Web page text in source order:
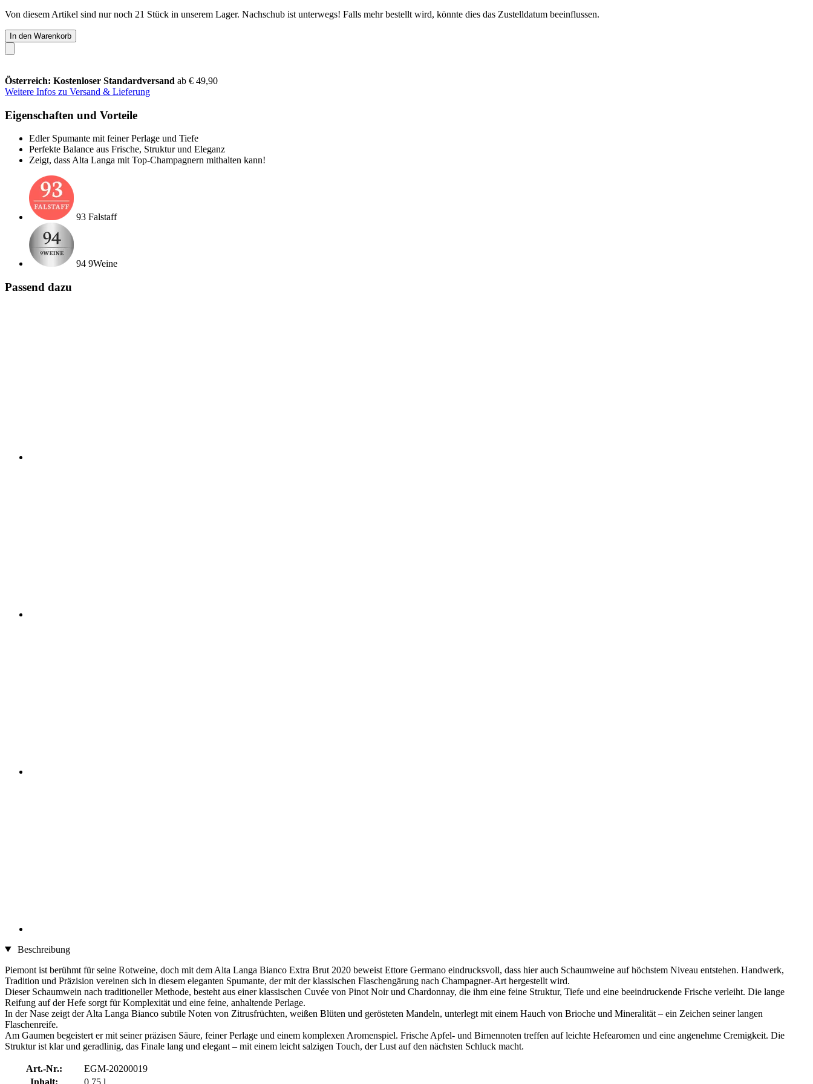
Von diesem Artikel sind nur noch 21 Stück in unserem Lager. Nachschub ist unterwegs! Falls mehr bestellt wird, könnte dies das Zustelldatum beeinflussen.
In den Warenkorb
Österreich: Kostenloser Standardversand ab € 49,90
Weitere Infos zu Versand & Lieferung
Eigenschaften und Vorteile
Edler Spumante mit feiner Perlage und Tiefe
Perfekte Balance aus Frische, Struktur und Eleganz
Zeigt, dass Alta Langa mit Top-Champagnern mithalten kann!
93 Falstaff
94 9Weine
Passend dazu
Beschreibung
Piemont ist berühmt für seine Rotweine, doch mit dem Alta Langa Bianco Extra Brut 2020 beweist Ettore Germano eindrucksvoll, dass hier auch Schaumweine auf höchstem Niveau entstehen. Handwerk,
Tradition und Präzision vereinen sich in diesem eleganten Spumante, der mit der klassischen Flaschengärung nach Champagner-Art hergestellt wird.
Dieser Schaumwein nach traditioneller Methode, besteht aus einer klassischen Cuvée von Pinot Noir und Chardonnay, die ihm eine feine Struktur, Tiefe und eine beeindruckende Frische verleiht. Die lange
Reifung auf der Hefe sorgt für Komplexität und eine feine, anhaltende Perlage.
In der Nase zeigt der Alta Langa Bianco subtile Noten von Zitrusfrüchten, weißen Blüten und gerösteten Mandeln, unterlegt mit einem Hauch von Brioche und Mineralität – ein Zeichen seiner langen
Flaschenreife.
Am Gaumen begeistert er mit seiner präzisen Säure, feiner Perlage und einem komplexen Aromenspiel. Frische Apfel- und Birnennoten treffen auf leichte Hefearomen und eine angenehme Cremigkeit. Die
Struktur ist klar und geradlinig, das Finale lang und elegant – mit einem leicht salzigen Touch, der Lust auf den nächsten Schluck macht.
Art.-Nr.:
EGM-20200019
Inhalt:
0,75 l